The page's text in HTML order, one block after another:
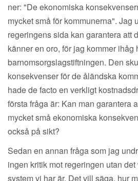
ner: "De ekonomiska
mycket små för kommunerna". Jag
regeringens sida kan garantera att
känner en oro, för jag kommer ihåg
barnomsorgslagstiftningen. Den
konsekvenser för de åländska
hade de facto en verkligt
första fråga är: Kan man garantera
mycket små ekonomiska
också på sikt?
Sedan en annan fråga som jag
ingen kritik mot regeringen utan
system vi har är. Det vill säga, hur